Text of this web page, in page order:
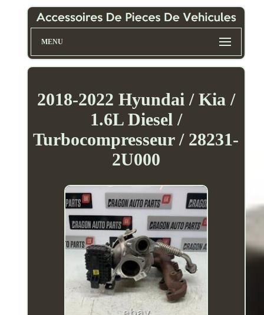
MENU
2018-2022 Hyundai / Kia /
1.6L Diesel /
Turbocompresseur / 28231-
2U000